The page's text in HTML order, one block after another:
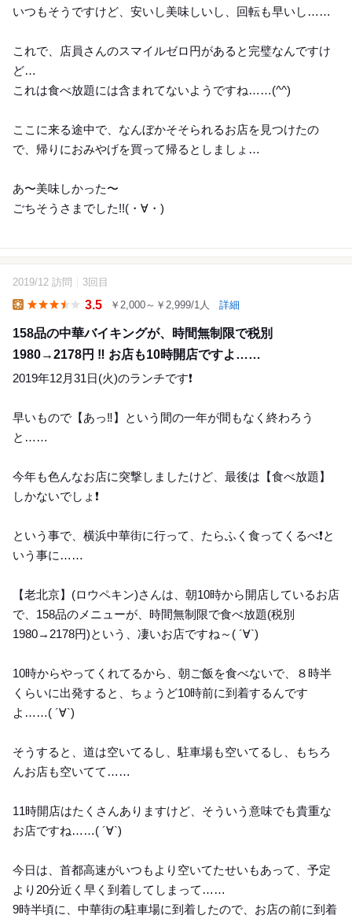
いつもそうですけど、安いし美味しいし、回転も早いし……
これで、店員さんのスマイルゼロ円があると完璧なんですけ
ど…
これは食べ放題には含まれてないようですね……(^^)
ここに来る途中で、なんぼかそそられるお店を見つけたの
で、帰りにおみやげを買って帰るとしましょ…
あ〜美味しかった〜
ごちそうさまでした!!(・∀・)
25
2019/12 訪問 3回目
3.5 ￥2,000～￥2,999/1人 詳細
158品の中華バイキングが、時間無制限で税別
1980→2178円 ‼️ お店も10時開店ですよ……
2019年12月31日(火)のランチです❗️
早いもので【あっ‼️】という間の一年が間もなく終わろう
と……
今年も色んなお店に突撃しましたけど、最後は【食べ放題】
しかないでしょ❗️
という事で、横浜中華街に行って、たらふく食ってくるべ❗️と
いう事に……
【老北京】(ロウペキン)さんは、朝10時から開店しているお店
で、158品のメニューが、時間無制限で食べ放題(税別
1980→2178円)という、凄いお店ですね～( ´∀`)
10時からやってくれてるから、朝ご飯を食べないで、８時半
くらいに出発すると、ちょうど10時前に到着するんです
よ……( ´∀`)
そうすると、道は空いてるし、駐車場も空いてるし、もちろ
んお店も空いてて……
11時開店はたくさんありますけど、そういう意味でも貴重な
お店ですね……( ´∀`)
今日は、首都高速がいつもより空いてたせいもあって、予定
より20分近く早く到着してしまって……
9時半頃に、中華街の駐車場に到着したので、お店の前に到着